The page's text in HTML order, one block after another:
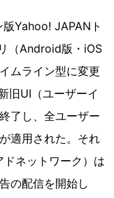
Yahoo! JAPANト
（Android版・iOS
ムライン型に変更
旧UI（ユーザーイ
了し、全ユーザー
適用された。それ
ネットワーク）は
の配信を開始し